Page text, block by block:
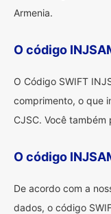
Armenia.
O código
O Código SWIFT
comprimento, o que
CJSC. Você
O código
De acordo com a
dados, o código